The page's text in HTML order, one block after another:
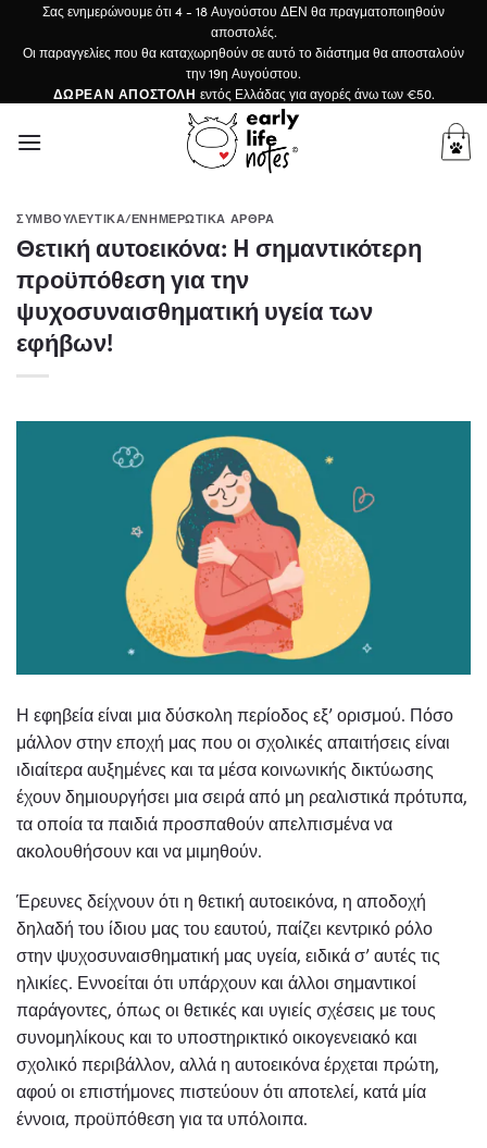
Μετάβαση
περιεχόμενο
Σας ενημερώνουμε ότι 4 - 18 Αυγούστου ΔΕΝ θα πραγματοποιηθούν
αποστολές.
Οι παραγγελίες που θα καταχωρηθούν σε αυτό το διάστημα θα αποσταλούν
την 19η Αυγούστου.
ΔΩΡΕΑΝ ΑΠΟΣΤΟΛΗ εντός Ελλάδας για αγορές άνω των €50.
ΣΥΜΒΟΥΛΕΥΤΙΚΆ/ΕΝΗΜΕΡΩΤΙΚΆ ΆΡΘΡΑ
Θετική αυτοεικόνα: H σημαντικότερη
προϋπόθεση για την
ψυχοσυναισθηματική υγεία των
εφήβων!
Η εφηβεία είναι μια δύσκολη περίοδος εξ’ ορισμού. Πόσο
μάλλον στην εποχή μας που οι σχολικές απαιτήσεις είναι
ιδιαίτερα αυξημένες και τα μέσα κοινωνικής δικτύωσης
έχουν δημιουργήσει μια σειρά από μη ρεαλιστικά πρότυπα,
τα οποία τα παιδιά προσπαθούν απελπισμένα να
ακολουθήσουν και να μιμηθούν.
Έρευνες δείχνουν ότι η θετική αυτοεικόνα, η αποδοχή
δηλαδή του ίδιου μας του εαυτού, παίζει κεντρικό ρόλο
στην ψυχοσυναισθηματική μας υγεία, ειδικά σ’ αυτές τις
ηλικίες. Εννοείται ότι υπάρχουν και άλλοι σημαντικοί
παράγοντες, όπως οι θετικές και υγιείς σχέσεις με τους
συνομηλίκους και το υποστηρικτικό οικογενειακό και
σχολικό περιβάλλον, αλλά η αυτοεικόνα έρχεται πρώτη,
αφού οι επιστήμονες πιστεύουν ότι αποτελεί, κατά μία
έννοια, προϋπόθεση για τα υπόλοιπα.